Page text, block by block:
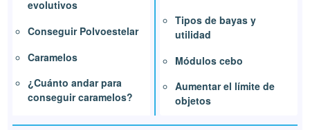
evolutivos
Conseguir Polvoestelar
Caramelos
¿Cuánto andar para
conseguir caramelos?
Tipos de bayas y
utilidad
Módulos cebo
Aumentar el límite de
objetos